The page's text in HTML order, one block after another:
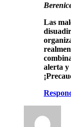
Las
alerta y